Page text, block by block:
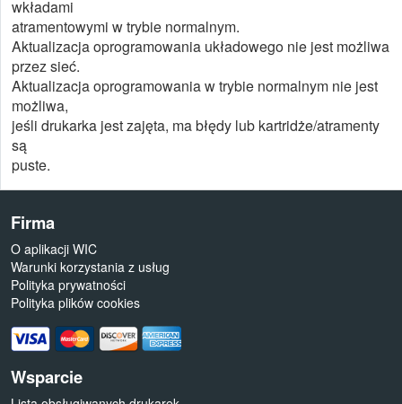
wkładami
atramentowymi w trybie normalnym.
Aktualizacja oprogramowania układowego nie jest możliwa
przez sieć.
Aktualizacja oprogramowania w trybie normalnym nie jest
możliwa,
jeśli drukarka jest zajęta, ma błędy lub kartridże/atramenty
są
puste.
Firma
O aplikacji WIC
Warunki korzystania z usług
Polityka prywatności
Polityka plików cookies
Wsparcie